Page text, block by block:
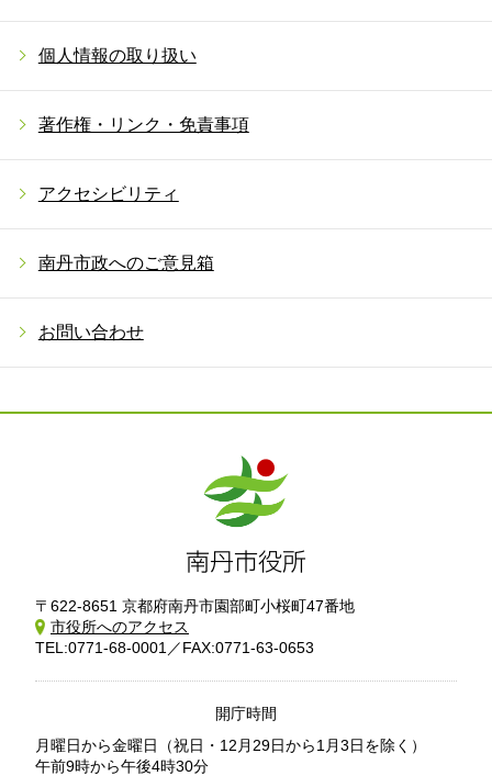
個人情報の取り扱い
著作権・リンク・免責事項
アクセシビリティ
南丹市政へのご意見箱
お問い合わせ
〒622-8651 京都府南丹市園部町小桜町47番地
市役所へのアクセス
TEL:0771-68-0001／FAX:0771-63-0653
開庁時間
月曜日から金曜日
（祝日・12月29日から1月3日を除く）
午前9時から午後4時30分